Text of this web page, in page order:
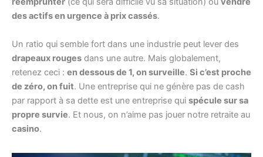
des actifs en urgence à prix cassés.
Un ratio qui semble fort dans une industrie peut lever des
drapeaux rouges dans une autre. Mais globalement,
retenez ceci : en dessous de 1, on surveille. Si c’est proche
de zéro, on fuit. Une entreprise qui ne génère pas de cash
par rapport à sa dette est une entreprise qui spécule sur sa
propre survie. Et nous, on n’aime pas jouer notre retraite au
casino.